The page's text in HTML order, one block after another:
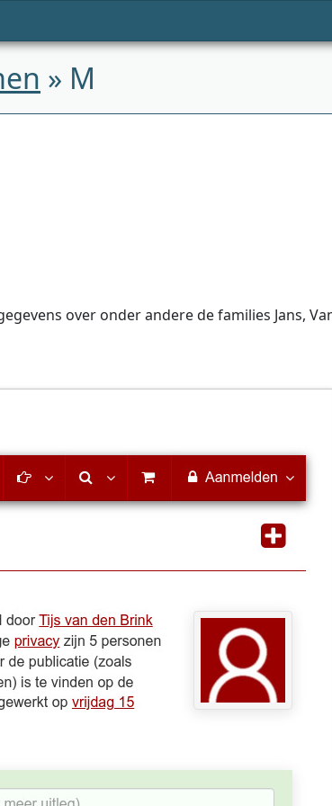
» M
over onder andere de families Jans,